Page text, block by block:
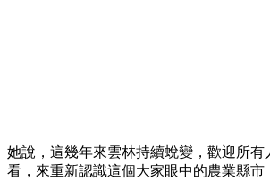
她說，這幾年來雲林持續蛻變，歡迎所有
看，來重新認識這個大家眼中的農業縣市